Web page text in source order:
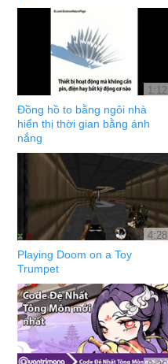
1:12
Đồng hồ to bằng ngôi nhà
hiển thị thời gian bằng ánh
nắng
4:28
Playing Doom on a Toy
Trumpet